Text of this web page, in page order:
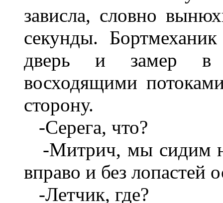
зависла, словно
секунды.
дверь и замер в
восходящими
сторону.
-Серега, что?
-Митрич, мы сидим
вправо и без лопастей
-Летчик, где?